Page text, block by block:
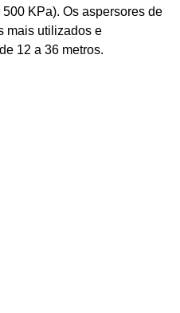
KPa). Os aspersores de
mais utilizados e
12 a 36 metros.